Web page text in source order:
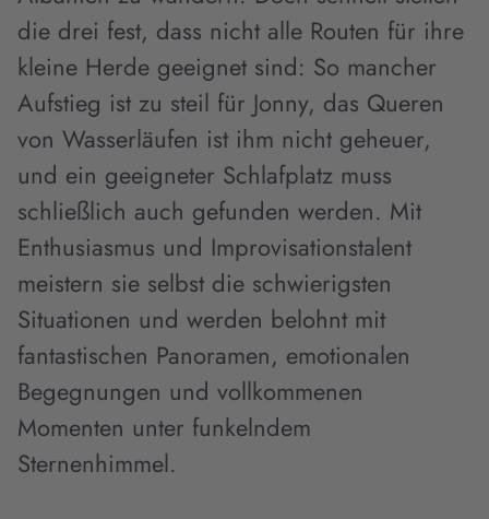
die drei fest, dass nicht alle Routen für ihre
kleine Herde geeignet sind: So mancher
Aufstieg ist zu steil für Jonny, das Queren
von Wasserläufen ist ihm nicht geheuer,
und ein geeigneter Schlafplatz muss
schließlich auch gefunden werden. Mit
Enthusiasmus und Improvisationstalent
meistern sie selbst die schwierigsten
Situationen und werden belohnt mit
fantastischen Panoramen, emotionalen
Begegnungen und vollkommenen
Momenten unter funkelndem
Sternenhimmel.